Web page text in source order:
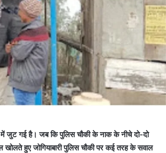
जुट गई है। जब कि पुलिस चौकी के नाक के नीचे दो-दो
हुए जोगियाबारी पुलिस चौकी पर कई तरह के सवाल